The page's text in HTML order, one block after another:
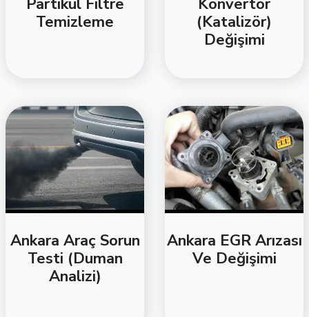
Temizleme
(Katalizör)
Değişimi
Ankara Araç Sorun
Testi (Duman
Analizi)
Ankara EGR Arızası
Ve Değişimi